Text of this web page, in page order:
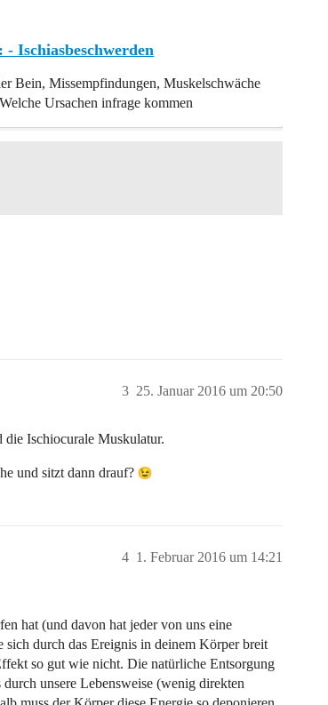
Ischiasbeschwerden
Bein, Missempfindungen, Muskelschwäche
Ursachen infrage kommen
25. Januar 2016 um 20:50
3
Ischiocurale Muskulatur.
und sitzt dann drauf?
1. Februar 2016 um 14:21
4
hat (und davon hat jeder von uns eine
sich durch das Ereignis in deinem Körper breit
so gut wie nicht. Die natürliche Entsorgung
unsere Lebensweise (wenig direkten